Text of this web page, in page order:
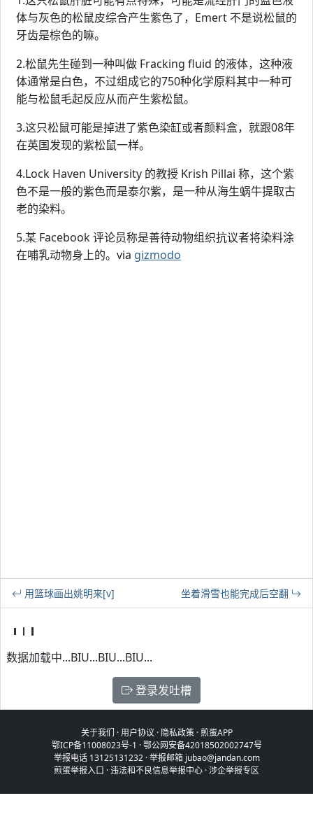
体与灰色的松鼠皮综合产生紫色了，Emert 不是说松鼠的
牙齿是棕色的嘛。
2.松鼠先生碰到一种叫做 Fracking fluid 的液体，这种液
体通常是白色，不过组成它的750种化学原料其中一种可
能与松鼠毛起反应从而产生紫松鼠。
3.这只松鼠可能是掉进了紫色染缸或者颜料盒，就跟08年
在英国发现的紫松鼠一样。
4.Lock Haven University 的教授 Krish Pillai 称，这个紫
色不是一般的紫色而是泰尔紫，是一种从海生蜗牛提取古
老的染料。
5.某 Facebook 评论员称是善待动物组织抗议者将染料涂
在哺乳动物身上的。via gizmodo
用篮球画出姚明来[v] 坐着滑雪也能完成后空翻
数据加载中...BIU...BIU...BIU...
登录发吐槽
关于我们 ·用户协议 · 隐私政策·煎蛋APP
鄂ICP备11008023号-1 ·鄂公网安备42018502002747号
举报电话 13125131232 · 举报邮箱 jubao@jandan.com
煎蛋举报入口 ·违法和不良信息举报中心 ·涉企举报专区